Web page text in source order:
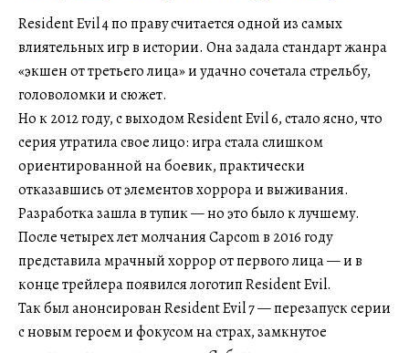
Resident Evil 4 по праву считается одной из самых
влиятельных игр в истории. Она задала стандарт жанра
«экшен от третьего лица» и удачно сочетала стрельбу,
головоломки и сюжет.
Но к 2012 году, с выходом Resident Evil 6, стало ясно, что
серия утратила свое лицо: игра стала слишком
ориентированной на боевик, практически
отказавшись от элементов хоррора и выживания.
Разработка зашла в тупик — но это было к лучшему.
После четырех лет молчания Capcom в 2016 году
представила мрачный хоррор от первого лица — и в
конце трейлера появился логотип Resident Evil.
Так был анонсирован Resident Evil 7 — перезапуск серии
с новым героем и фокусом на страх, замкнутое